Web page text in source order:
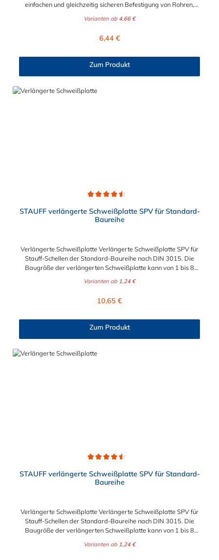
einfachen und gleichzeitig sicheren Befestigung von Rohren,
der Rohrschelle Aluminium ist von 4 mm bis 76,1 mm wählbar.
110
Varianten ab 4,66 €
Regulärer Preis:
6,44 €
Zum Produkt
STAUFF verlängerte Schweißplatte SPV für Standard-
Baureihe
Verlängerte Schweißplatte Verlängerte Schweißplatte SPV für
Stauff-Schellen der Standard-Baureihe nach DIN 3015. Die
Baugröße der verlängerten Schweißplatte kann von 1 bis 8
Varianten ab 1,24 €
Regulärer Preis:
10,65 €
Zum Produkt
STAUFF verlängerte Schweißplatte SPV für Standard-
Baureihe
Verlängerte Schweißplatte Verlängerte Schweißplatte SPV für
Stauff-Schellen der Standard-Baureihe nach DIN 3015. Die
Baugröße der verlängerten Schweißplatte kann von 1 bis 8
Varianten ab 1,24 €